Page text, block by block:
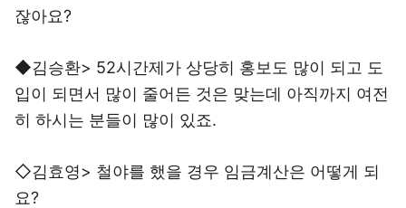
잖아요?
◆김승환> 52시간제가 상당히 홍보도 많이 되고 도
입이 되면서 많이 줄어든 것은 맞는데 아직까지 여전
히 하시는 분들이 많이 있죠.
◇김효영> 철야를 했을 경우 임금계산은 어떻게 되
요?